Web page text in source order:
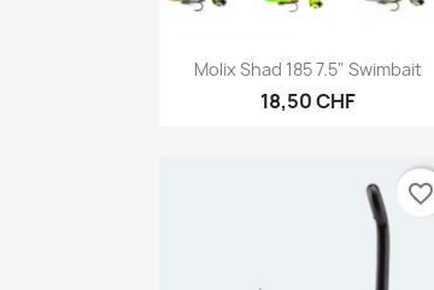
Aperçu rapide
Molix Shad 185 7.5" Swimbait
18,50 CHF
favorite_border